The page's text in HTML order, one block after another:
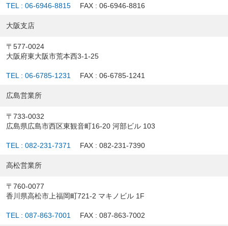
TEL : 06-6946-8815 FAX : 06-6946-8816
大阪支店
〒577-0024
大阪府東大阪市荒本西3-1-25
TEL : 06-6785-1231 FAX : 06-6785-1241
広島営業所
〒733-0032
広島県広島市西区東観音町16-20 河部ビル 103
TEL : 082-231-7371 FAX : 082-231-7390
高松営業所
〒760-0077
香川県高松市上福岡町721-2 マキノビル 1F
TEL : 087-863-7001 FAX : 087-863-7002